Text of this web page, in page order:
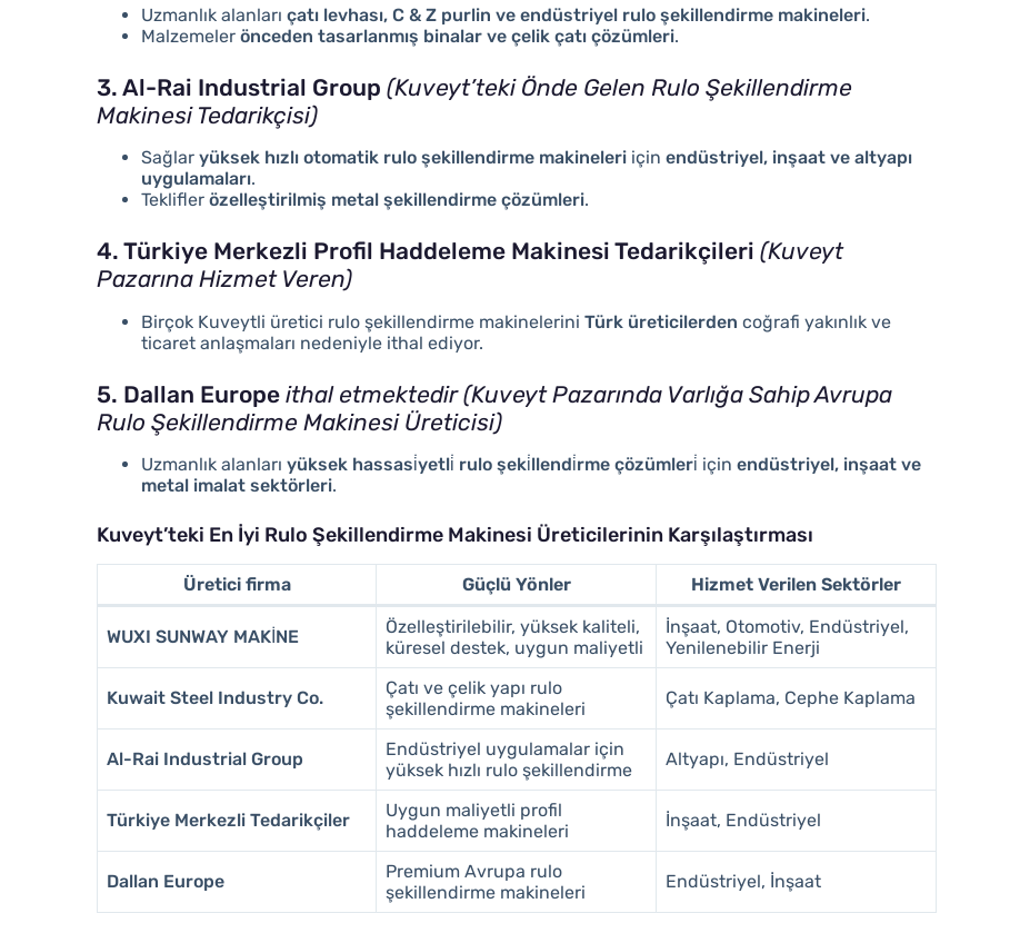
Uzmanlık alanlarıçatı levhası, C & Z purlin ve endüstriyel rulo şekillendirme makineleri.
Malzemelerönceden tasarlanmış binalar ve çelik çatı çözümleri.
3. Al-Rai Industrial Group (Kuveyt’teki Önde Gelen Rulo Şekillendirme
Makinesi Tedarikçisi)
Sağlaryüksek hızlı otomatik rulo şekillendirme makineleri içinendüstriyel, inşaat ve altyapı
uygulamaları.
Tekliflerözelleştirilmiş metal şekillendirme çözümleri.
4. Türkiye Merkezli Profil Haddeleme Makinesi Tedarikçileri (Kuveyt
Pazarına Hizmet Veren)
Birçok Kuveytli üretici rulo şekillendirme makineleriniTürk üreticilerden coğrafi yakınlık ve
ticaret anlaşmaları nedeniyle ithal ediyor.
5. Dallan Europe ithal etmektedir (Kuveyt Pazarında Varlığa Sahip Avrupa
Rulo Şekillendirme Makinesi Üreticisi)
Uzmanlık alanlarıyüksek hassasi̇yetli̇ rulo şeki̇llendi̇rme çözümleri̇ içinendüstriyel, inşaat ve
metal imalat sektörleri.
Kuveyt’teki En İyi Rulo Şekillendirme Makinesi Üreticilerinin Karşılaştırması
Üretici firma Güçlü Yönler Hizmet Verilen Sektörler
WUXI SUNWAY MAKİNE
Özelleştirilebilir, yüksek kaliteli,
küresel destek, uygun maliyetli
İnşaat, Otomotiv, Endüstriyel,
Yenilenebilir Enerji
Kuwait Steel Industry Co.
Çatı ve çelik yapı rulo
şekillendirme makineleri
Çatı Kaplama, Cephe Kaplama
Al-Rai Industrial Group
Endüstriyel uygulamalar için
yüksek hızlı rulo şekillendirme
Altyapı, Endüstriyel
Türkiye Merkezli Tedarikçiler
Uygun maliyetli profil
haddeleme makineleri
İnşaat, Endüstriyel
Dallan Europe
Premium Avrupa rulo
şekillendirme makineleri
Endüstriyel, İnşaat